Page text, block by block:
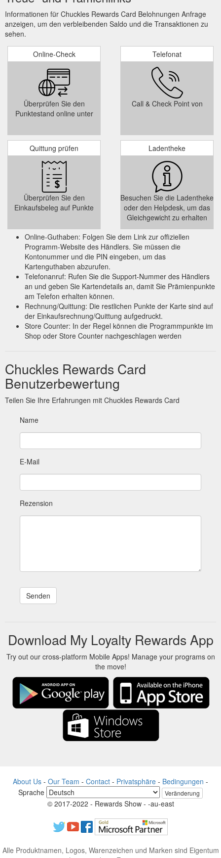
Informationen für Chuckles Rewards Card Belohnungen Anfrage
anzeigen, um den verbleibenden Saldo und die Transaktionen zu
sehen.
Online-Check
Überprüfen Sie den
Punktestand online unter
Telefonat
Call & Check Point von
Quittung prüfen
Überprüfen Sie den
Einkaufsbeleg auf Punkte
Ladentheke
Besuchen Sie die Ladentheke
oder den Helpdesk, um das
Gleichgewicht zu erhalten
Online-Guthaben: Folgen Sie dem Link zur offiziellen
Programm-Website des Händlers. Sie müssen die
Kontonummer und die PIN eingeben, um das
Kartenguthaben abzurufen.
Telefonanruf: Rufen Sie die Support-Nummer des Händlers
an und geben Sie Kartendetails an, damit Sie Prämienpunkte
am Telefon erhalten können.
Rechnung/Quittung: Die restlichen Punkte der Karte sind auf
der Einkaufsrechnung/Quittung aufgedruckt.
Store Counter: In der Regel können die Programmpunkte im
Shop oder Store Counter nachgeschlagen werden
Chuckles Rewards Card
Benutzerbewertung
Teilen Sie Ihre Erfahrungen mit Chuckles Rewards Card
Name
E-Mail
Rezension
Download My Loyalty Rewards App
Try out our cross-platform Mobile Apps! Manage your programs on
the move!
About Us - Our Team - Contact - Privatsphäre - Bedingungen -
Sprache
Veränderung
© 2017-2022 - Rewards Show - -au-east
Alle Produktnamen, Logos, Warenzeichen und Marken sind Eigentum